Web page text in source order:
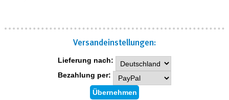
Versand­einstellungen:
Lieferung nach:
Bezahlung per: